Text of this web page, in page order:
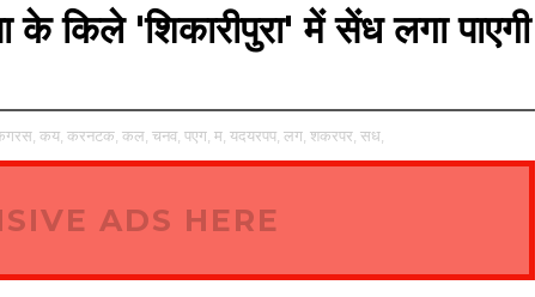
के किले 'शिकारीपुरा' में सेंध लगा पाएगी
कय, करनटक, कल, चनव, पएग, म, यदयरपप, लग, शकरपर, सध,
ADS HERE